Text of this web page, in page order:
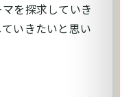
を探求していき
いきたいと思い